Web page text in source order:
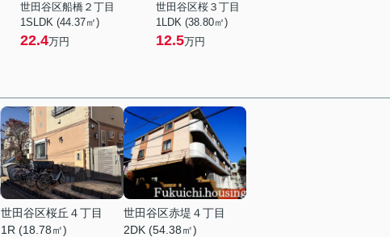
世田谷区船橋２丁目
1SLDK (44.37㎡)
22.4万円
世田谷区桜３丁目
1LDK (38.80㎡)
12.5万円
世田谷区桜丘４丁目
1R (18.78㎡)
世田谷区赤堤４丁目
2DK (54.38㎡)